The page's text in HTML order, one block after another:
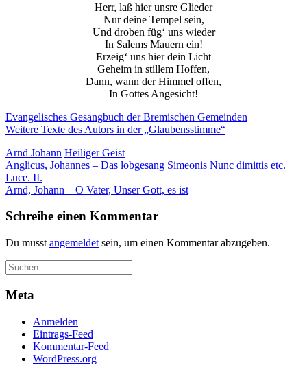
Herr, laß hier unsre Glieder
Nur deine Tempel sein,
Und droben füg‘ uns wieder
In Salems Mauern ein!
Erzeig‘ uns hier dein Licht
Geheim in stillem Hoffen,
Dann, wann der Himmel offen,
In Gottes Angesicht!
Evangelisches Gesangbuch der Bremischen Gemeinden
Weitere Texte des Autors in der „Glaubensstimme“
Arnd Johann Heiliger Geist
Beitragsnavigation
Anglicus, Johannes – Das lobgesang Simeonis Nunc dimittis etc.
Luce. II.
Arnd, Johann – O Vater, Unser Gott, es ist
Schreibe einen Kommentar
Du musst angemeldet sein, um einen Kommentar abzugeben.
Meta
Anmelden
Eintrags-Feed
Kommentar-Feed
WordPress.org